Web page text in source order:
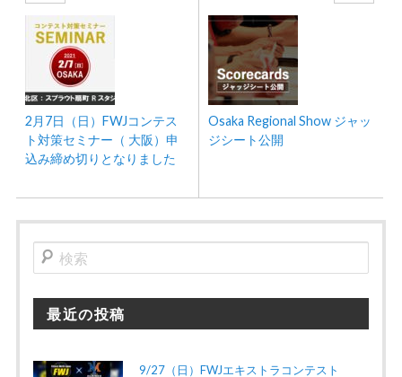
2月7日（日）FWJコンテス
ト対策セミナー（ 大阪）申
込み締め切りとなりました
Osaka Regional Show ジャッ
ジシート公開
検
索
最近の投稿
9/27（日）FWJエキストラコンテスト